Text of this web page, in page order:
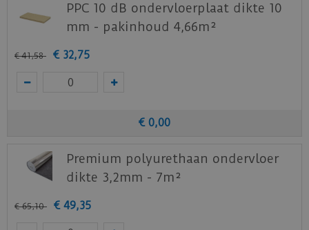
PPC 10 dB ondervloerplaat dikte 10
mm - pakinhoud 4,66m²
€ 41,58 € 32,75
€ 0,00
Premium polyurethaan ondervloer
dikte 3,2mm - 7m²
€ 65,10 € 49,35